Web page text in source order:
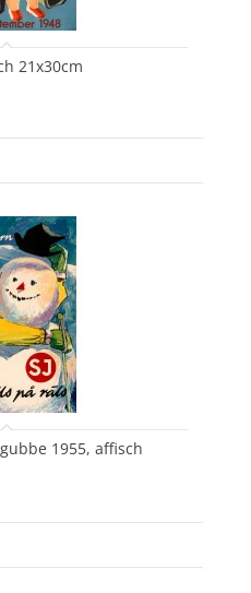
21x30cm
1955, affisch